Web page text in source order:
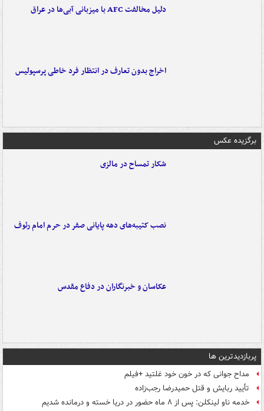
دلیل مخالفت AFC با میزبانی آبی‌ها در عراق
اخراج بدون تعارف در انتظار فرد خاطی پرسپولیس
برگزیده عکس
شکار تمساح در مالزی
نصب کتیبه‌های دهه پایانی صفر در حرم امام رئوف
عکاسان و خبرنگاران در دفاع مقدس
پربازدیدترین ها
مداح جوانی که در خون خود غلتید +فیلم
تأیید ربایش و قتل حمیدرضا رجب‌زاده
خدمه ناو لینکلن: پس از ۸ ماه حضور در دریا خسته و درمانده‌ شدیم